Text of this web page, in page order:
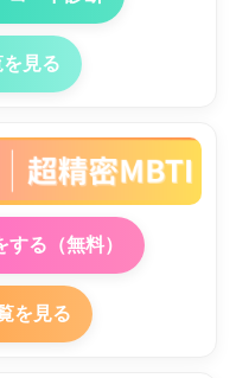
見る
る（無料）
を見る